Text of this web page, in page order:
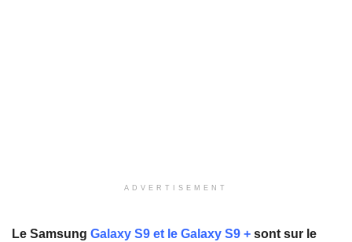
ADVERTISEMENT
Le Samsung Galaxy S9 et le Galaxy S9 + sont sur le